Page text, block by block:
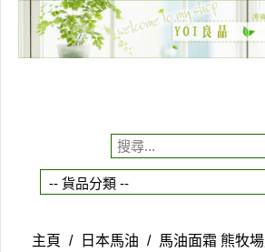
主頁
貨品分類
購物車
主頁 / 日本馬油 / 馬油面霜 熊牧